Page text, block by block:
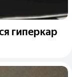
гиперкар